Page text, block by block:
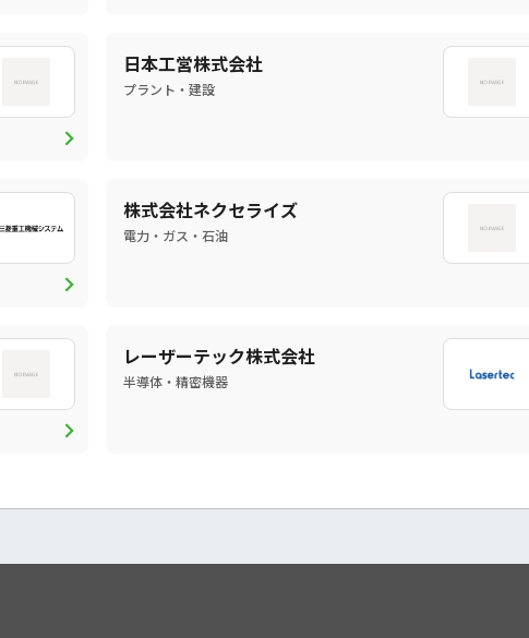
chevron_right
日本工営株式会社
プラント・建設
chevron_right
株式会社ネクセライズ
電力・ガス・石油
chevron_right
レーザーテック株式会社
半導体・精密機器